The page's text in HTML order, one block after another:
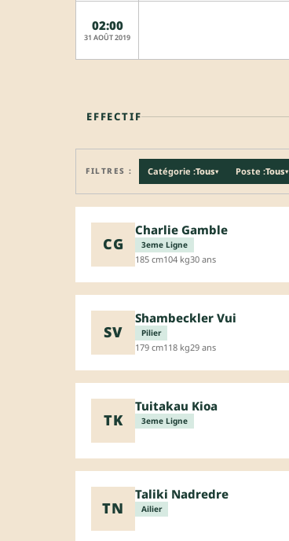
02:00
31 AOÛT 2019
EFFECTIF
FILTRES : Catégorie :Tous▾ Poste :Tous▾
CG
Charlie Gamble
3eme Ligne
185 cm104 kg30 ans
SV
Shambeckler Vui
Pilier
179 cm118 kg29 ans
TK
Tuitakau Kioa
3eme Ligne
TN
Taliki Nadredre
Ailier